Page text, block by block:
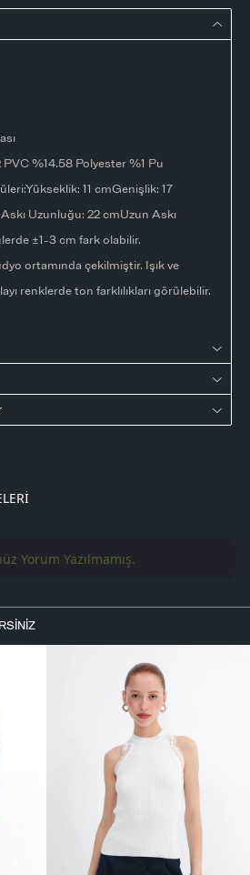
%14.58 Polyester %1 Pu
11 cmGenişlik: 17
Uzunluğu: 22 cmUzun Askı
±1-3 cm fark olabilir.
ortamında çekilmiştir. Işık ve
renklerde ton farklılıkları görülebilir.
Yorum Yazılmamış.